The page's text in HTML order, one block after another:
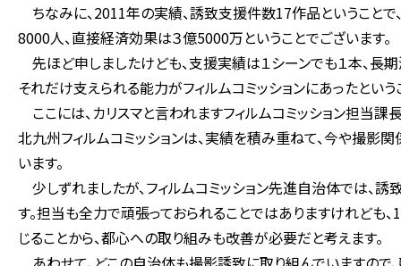
ちなみに、2011年の実績、誘致支援件数17作品ということ
8000人、直接経済効果は３億5000万ということでございます。
先ほど申しましたけども、支援実績は１シーンでも１本、長
それだけ支えられる能力がフィルムコミッションにあったという
ここには、カリスマと言われますフィルムコミッション担当
北九州フィルムコミッションは、実績を積み重ねて、今や撮影
います。
少しずれましたが、フィルムコミッション先進自治体では
す。担当も全力で頑張っておられることではありますけれども
じることから、都心への取り組みも改善が必要だと考えます。